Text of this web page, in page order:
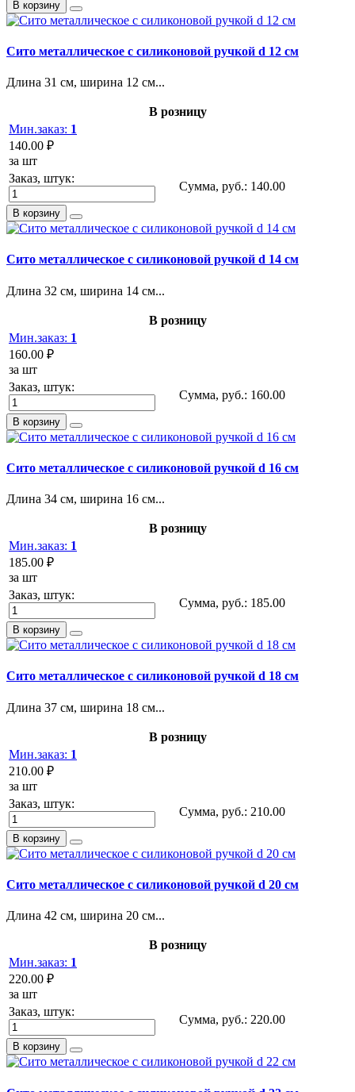
В корзину
Сито металлическое с силиконовой ручкой d 12 см
Длина 31 см, ширина 12 см...
В розницу
Мин.заказ: 1
140.00 ₽
за шт
Заказ, штук:
Сумма, руб.: 140.00
В корзину
Сито металлическое с силиконовой ручкой d 14 см
Длина 32 см, ширина 14 см...
В розницу
Мин.заказ: 1
160.00 ₽
за шт
Заказ, штук:
Сумма, руб.: 160.00
В корзину
Сито металлическое с силиконовой ручкой d 16 см
Длина 34 см, ширина 16 см...
В розницу
Мин.заказ: 1
185.00 ₽
за шт
Заказ, штук:
Сумма, руб.: 185.00
В корзину
Сито металлическое с силиконовой ручкой d 18 см
Длина 37 см, ширина 18 см...
В розницу
Мин.заказ: 1
210.00 ₽
за шт
Заказ, штук:
Сумма, руб.: 210.00
В корзину
Сито металлическое с силиконовой ручкой d 20 см
Длина 42 см, ширина 20 см...
В розницу
Мин.заказ: 1
220.00 ₽
за шт
Заказ, штук:
Сумма, руб.: 220.00
В корзину